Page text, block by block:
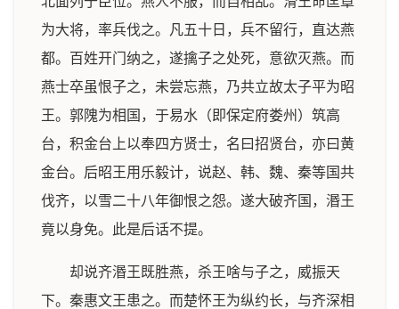
为大将，率兵伐之。凡五十日，兵不留行，直达燕
都。百姓开门纳之，遂擒子之处死，意欲灭燕。而
燕士卒虽恨子之，未尝忘燕，乃共立故太子平为昭
王。郭隗为相国，于易水（即保定府娄州）筑高
台，积金台上以奉四方贤士，名曰招贤台，亦曰黄
金台。后昭王用乐毅计，说赵、韩、魏、秦等国共
伐齐，以雪二十八年御恨之怨。遂大破齐国，湣王
竟以身免。此是后话不提。
却说齐湣王既胜燕，杀王啥与子之，威振天
下。秦惠文王患之。而楚怀王为纵约长，与齐深相